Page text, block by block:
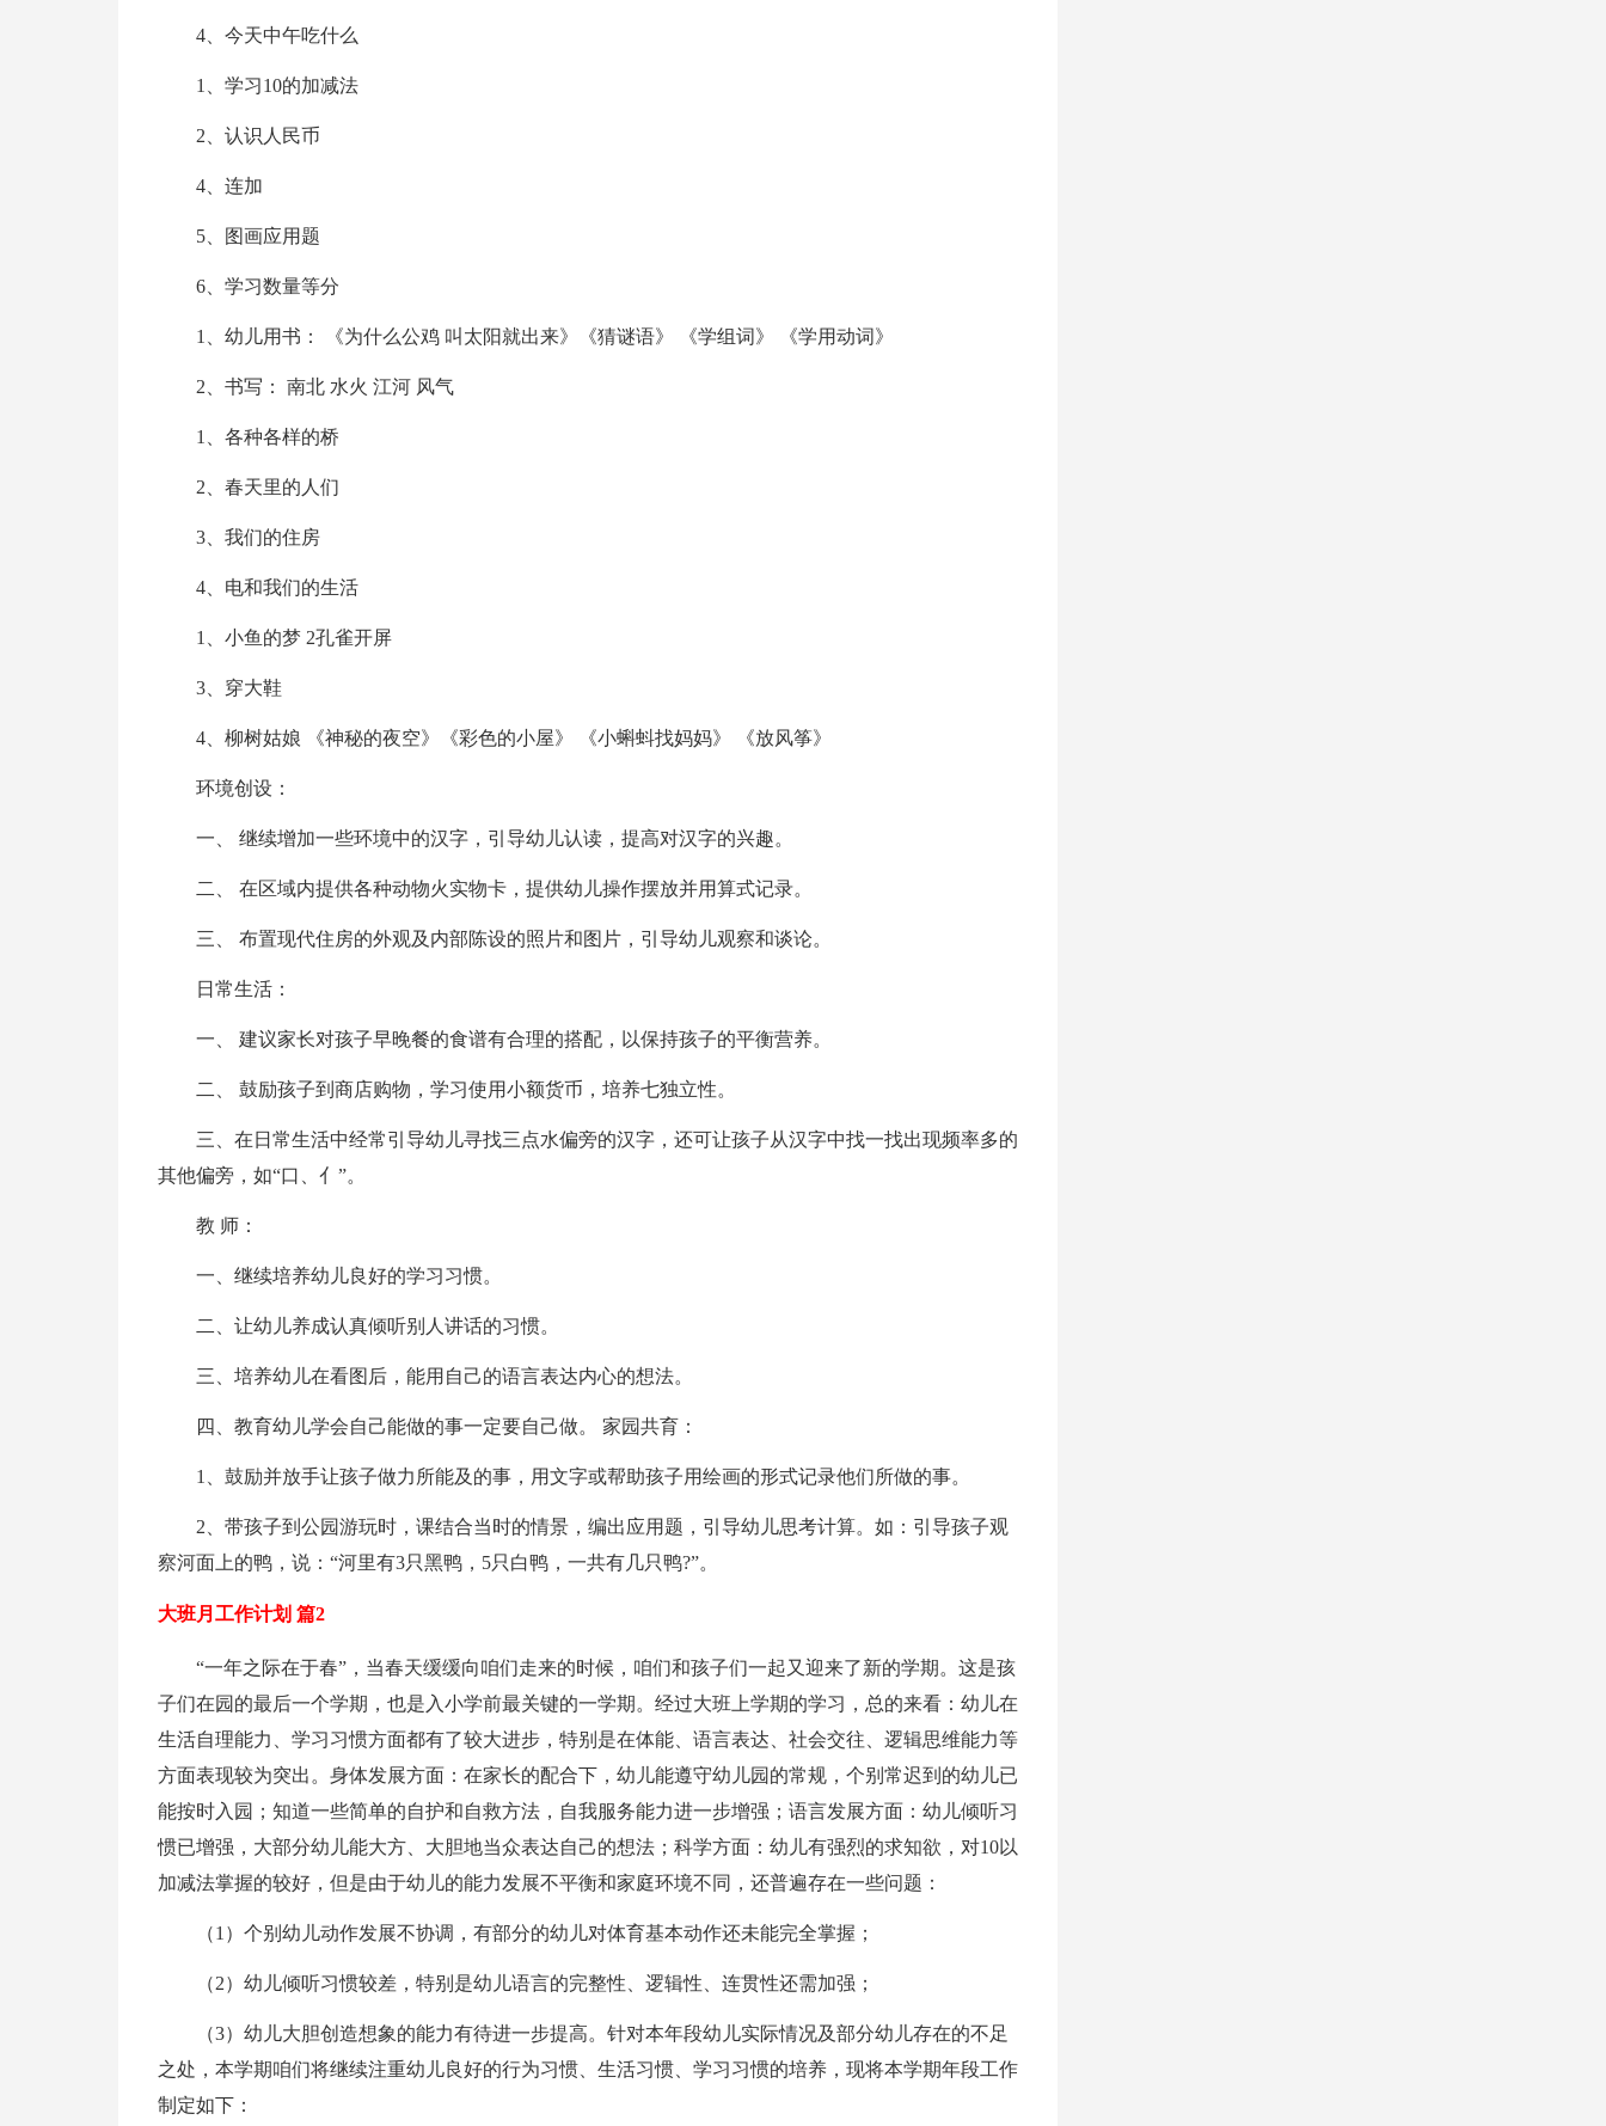
4、今天中午吃什么
1、学习10的加减法
2、认识人民币
4、连加
5、图画应用题
6、学习数量等分
1、幼儿用书： 《为什么公鸡 叫太阳就出来》《猜谜语》 《学组词》 《学用动词》
2、书写： 南北 水火 江河 风气
1、各种各样的桥
2、春天里的人们
3、我们的住房
4、电和我们的生活
1、小鱼的梦 2孔雀开屏
3、穿大鞋
4、柳树姑娘 《神秘的夜空》《彩色的小屋》 《小蝌蚪找妈妈》 《放风筝》
环境创设：
一、 继续增加一些环境中的汉字，引导幼儿认读，提高对汉字的兴趣。
二、 在区域内提供各种动物火实物卡，提供幼儿操作摆放并用算式记录。
三、 布置现代住房的外观及内部陈设的照片和图片，引导幼儿观察和谈论。
日常生活：
一、 建议家长对孩子早晚餐的食谱有合理的搭配，以保持孩子的平衡营养。
二、 鼓励孩子到商店购物，学习使用小额货币，培养七独立性。
三、在日常生活中经常引导幼儿寻找三点水偏旁的汉字，还可让孩子从汉字中找一找出现频率多的
其他偏旁，如“口、亻”。
教 师：
一、继续培养幼儿良好的学习习惯。
二、让幼儿养成认真倾听别人讲话的习惯。
三、培养幼儿在看图后，能用自己的语言表达内心的想法。
四、教育幼儿学会自己能做的事一定要自己做。 家园共育：
1、鼓励并放手让孩子做力所能及的事，用文字或帮助孩子用绘画的形式记录他们所做的事。
2、带孩子到公园游玩时，课结合当时的情景，编出应用题，引导幼儿思考计算。如：引导孩子观
察河面上的鸭，说：“河里有3只黑鸭，5只白鸭，一共有几只鸭?”。
大班月工作计划 篇2
“一年之际在于春”，当春天缓缓向咱们走来的时候，咱们和孩子们一起又迎来了新的学期。这是孩
子们在园的最后一个学期，也是入小学前最关键的一学期。经过大班上学期的学习，总的来看：幼儿在
生活自理能力、学习习惯方面都有了较大进步，特别是在体能、语言表达、社会交往、逻辑思维能力等
方面表现较为突出。身体发展方面：在家长的配合下，幼儿能遵守幼儿园的常规，个别常迟到的幼儿已
能按时入园；知道一些简单的自护和自救方法，自我服务能力进一步增强；语言发展方面：幼儿倾听习
惯已增强，大部分幼儿能大方、大胆地当众表达自己的想法；科学方面：幼儿有强烈的求知欲，对10以
加减法掌握的较好，但是由于幼儿的能力发展不平衡和家庭环境不同，还普遍存在一些问题：
（1）个别幼儿动作发展不协调，有部分的幼儿对体育基本动作还未能完全掌握；
（2）幼儿倾听习惯较差，特别是幼儿语言的完整性、逻辑性、连贯性还需加强；
（3）幼儿大胆创造想象的能力有待进一步提高。针对本年段幼儿实际情况及部分幼儿存在的不足
之处，本学期咱们将继续注重幼儿良好的行为习惯、生活习惯、学习习惯的培养，现将本学期年段工作
制定如下：